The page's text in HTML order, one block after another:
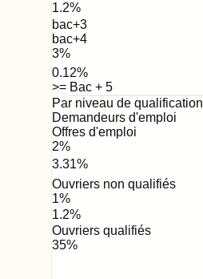
1.2%
bac+3
bac+4
3%
0.12%
>= Bac + 5
Par niveau de qualification
Demandeurs d'emploi
Offres d'emploi
2%
3.31%
Ouvriers non qualifiés
1%
1.2%
Ouvriers qualifiés
35%